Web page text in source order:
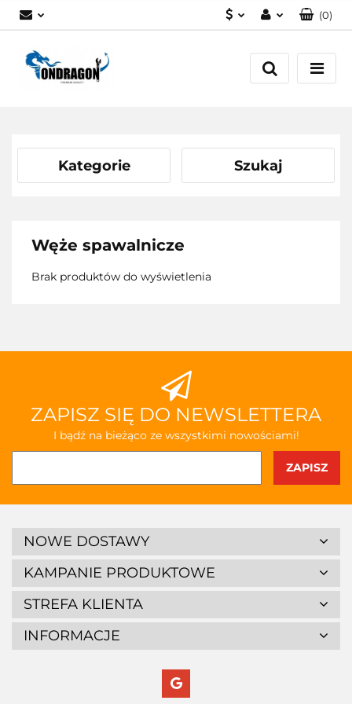
Zaloguj się
Załóż konto
(0)
Kategorie Szukaj
Węże spawalnicze
Brak produktów do wyświetlenia
ZAPISZ SIĘ DO NEWSLETTERA
I bądź na bieżąco ze wszystkimi nowościami!
NOWE DOSTAWY
KAMPANIE PRODUKTOWE
STREFA KLIENTA
INFORMACJE